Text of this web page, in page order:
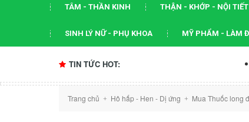
TÂM - THẦN KINH THẬN - KHỚP - NỘI TIẾT
SINH LÝ NỮ - PHỤ KHOA MỸ PHẨM - LÀM
TIN TỨC HOT: 5 dấu ấn
Trang chủ + Hô hấp - Hen - Dị ứng + Mua Thuốc long